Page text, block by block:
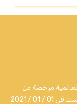
مرخصة من
الهيئة العامة لتنظيم الإعلام رقم (1100666) تأسست في 01 / 01 / 2021